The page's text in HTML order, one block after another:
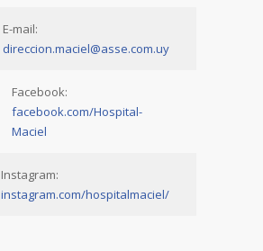
E-mail:
direccion.maciel@asse.com.uy
Facebook:
facebook.com/Hospital-
Maciel
Instagram:
instagram.com/hospitalmaciel/